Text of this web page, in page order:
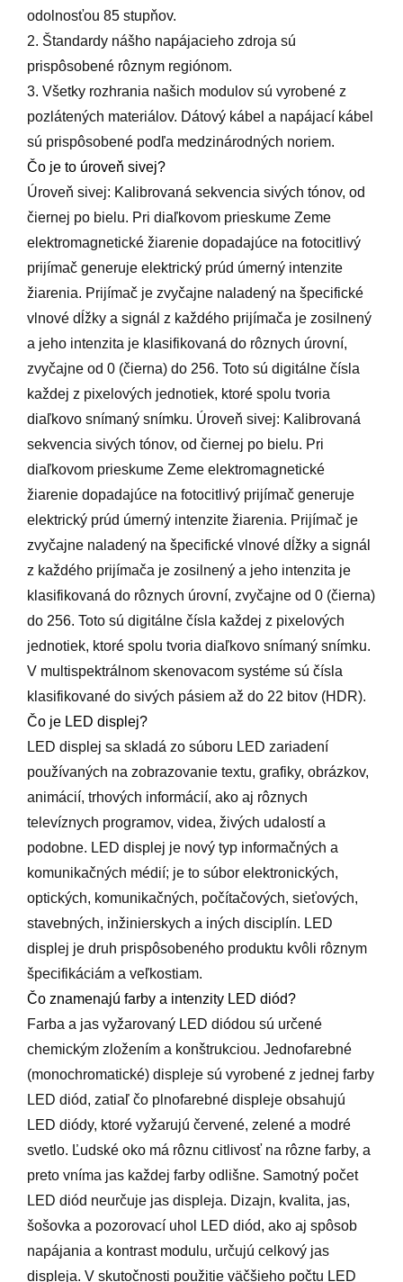
odolnosťou 85 stupňov.
2. Štandardy nášho napájacieho zdroja sú
prispôsobené rôznym regiónom.
3. Všetky rozhrania našich modulov sú vyrobené z
pozlátených materiálov. Dátový kábel a napájací kábel
sú prispôsobené podľa medzinárodných noriem.
Čo je to úroveň sivej?
Úroveň sivej: Kalibrovaná sekvencia sivých tónov, od
čiernej po bielu. Pri diaľkovom prieskume Zeme
elektromagnetické žiarenie dopadajúce na fotocitlivý
prijímač generuje elektrický prúd úmerný intenzite
žiarenia. Prijímač je zvyčajne naladený na špecifické
vlnové dĺžky a signál z každého prijímača je zosilnený
a jeho intenzita je klasifikovaná do rôznych úrovní,
zvyčajne od 0 (čierna) do 256. Toto sú digitálne čísla
každej z pixelových jednotiek, ktoré spolu tvoria
diaľkovo snímaný snímku. Úroveň sivej: Kalibrovaná
sekvencia sivých tónov, od čiernej po bielu. Pri
diaľkovom prieskume Zeme elektromagnetické
žiarenie dopadajúce na fotocitlivý prijímač generuje
elektrický prúd úmerný intenzite žiarenia. Prijímač je
zvyčajne naladený na špecifické vlnové dĺžky a signál
z každého prijímača je zosilnený a jeho intenzita je
klasifikovaná do rôznych úrovní, zvyčajne od 0 (čierna)
do 256. Toto sú digitálne čísla každej z pixelových
jednotiek, ktoré spolu tvoria diaľkovo snímaný snímku.
V multispektrálnom skenovacom systéme sú čísla
klasifikované do sivých pásiem až do 22 bitov (HDR).
Čo je LED displej?
LED displej sa skladá zo súboru LED zariadení
používaných na zobrazovanie textu, grafiky, obrázkov,
animácií, trhových informácií, ako aj rôznych
televíznych programov, videa, živých udalostí a
podobne. LED displej je nový typ informačných a
komunikačných médií; je to súbor elektronických,
optických, komunikačných, počítačových, sieťových,
stavebných, inžinierskych a iných disciplín. LED
displej je druh prispôsobeného produktu kvôli rôznym
špecifikáciám a veľkostiam.
Čo znamenajú farby a intenzity LED diód?
Farba a jas vyžarovaný LED diódou sú určené
chemickým zložením a konštrukciou. Jednofarebné
(monochromatické) displeje sú vyrobené z jednej farby
LED diód, zatiaľ čo plnofarebné displeje obsahujú
LED diódy, ktoré vyžarujú červené, zelené a modré
svetlo. Ľudské oko má rôznu citlivosť na rôzne farby, a
preto vníma jas každej farby odlišne. Samotný počet
LED diód neurčuje jas displeja. Dizajn, kvalita, jas,
šošovka a pozorovací uhol LED diód, ako aj spôsob
napájania a kontrast modulu, určujú celkový jas
displeja. V skutočnosti použitie väčšieho počtu LED